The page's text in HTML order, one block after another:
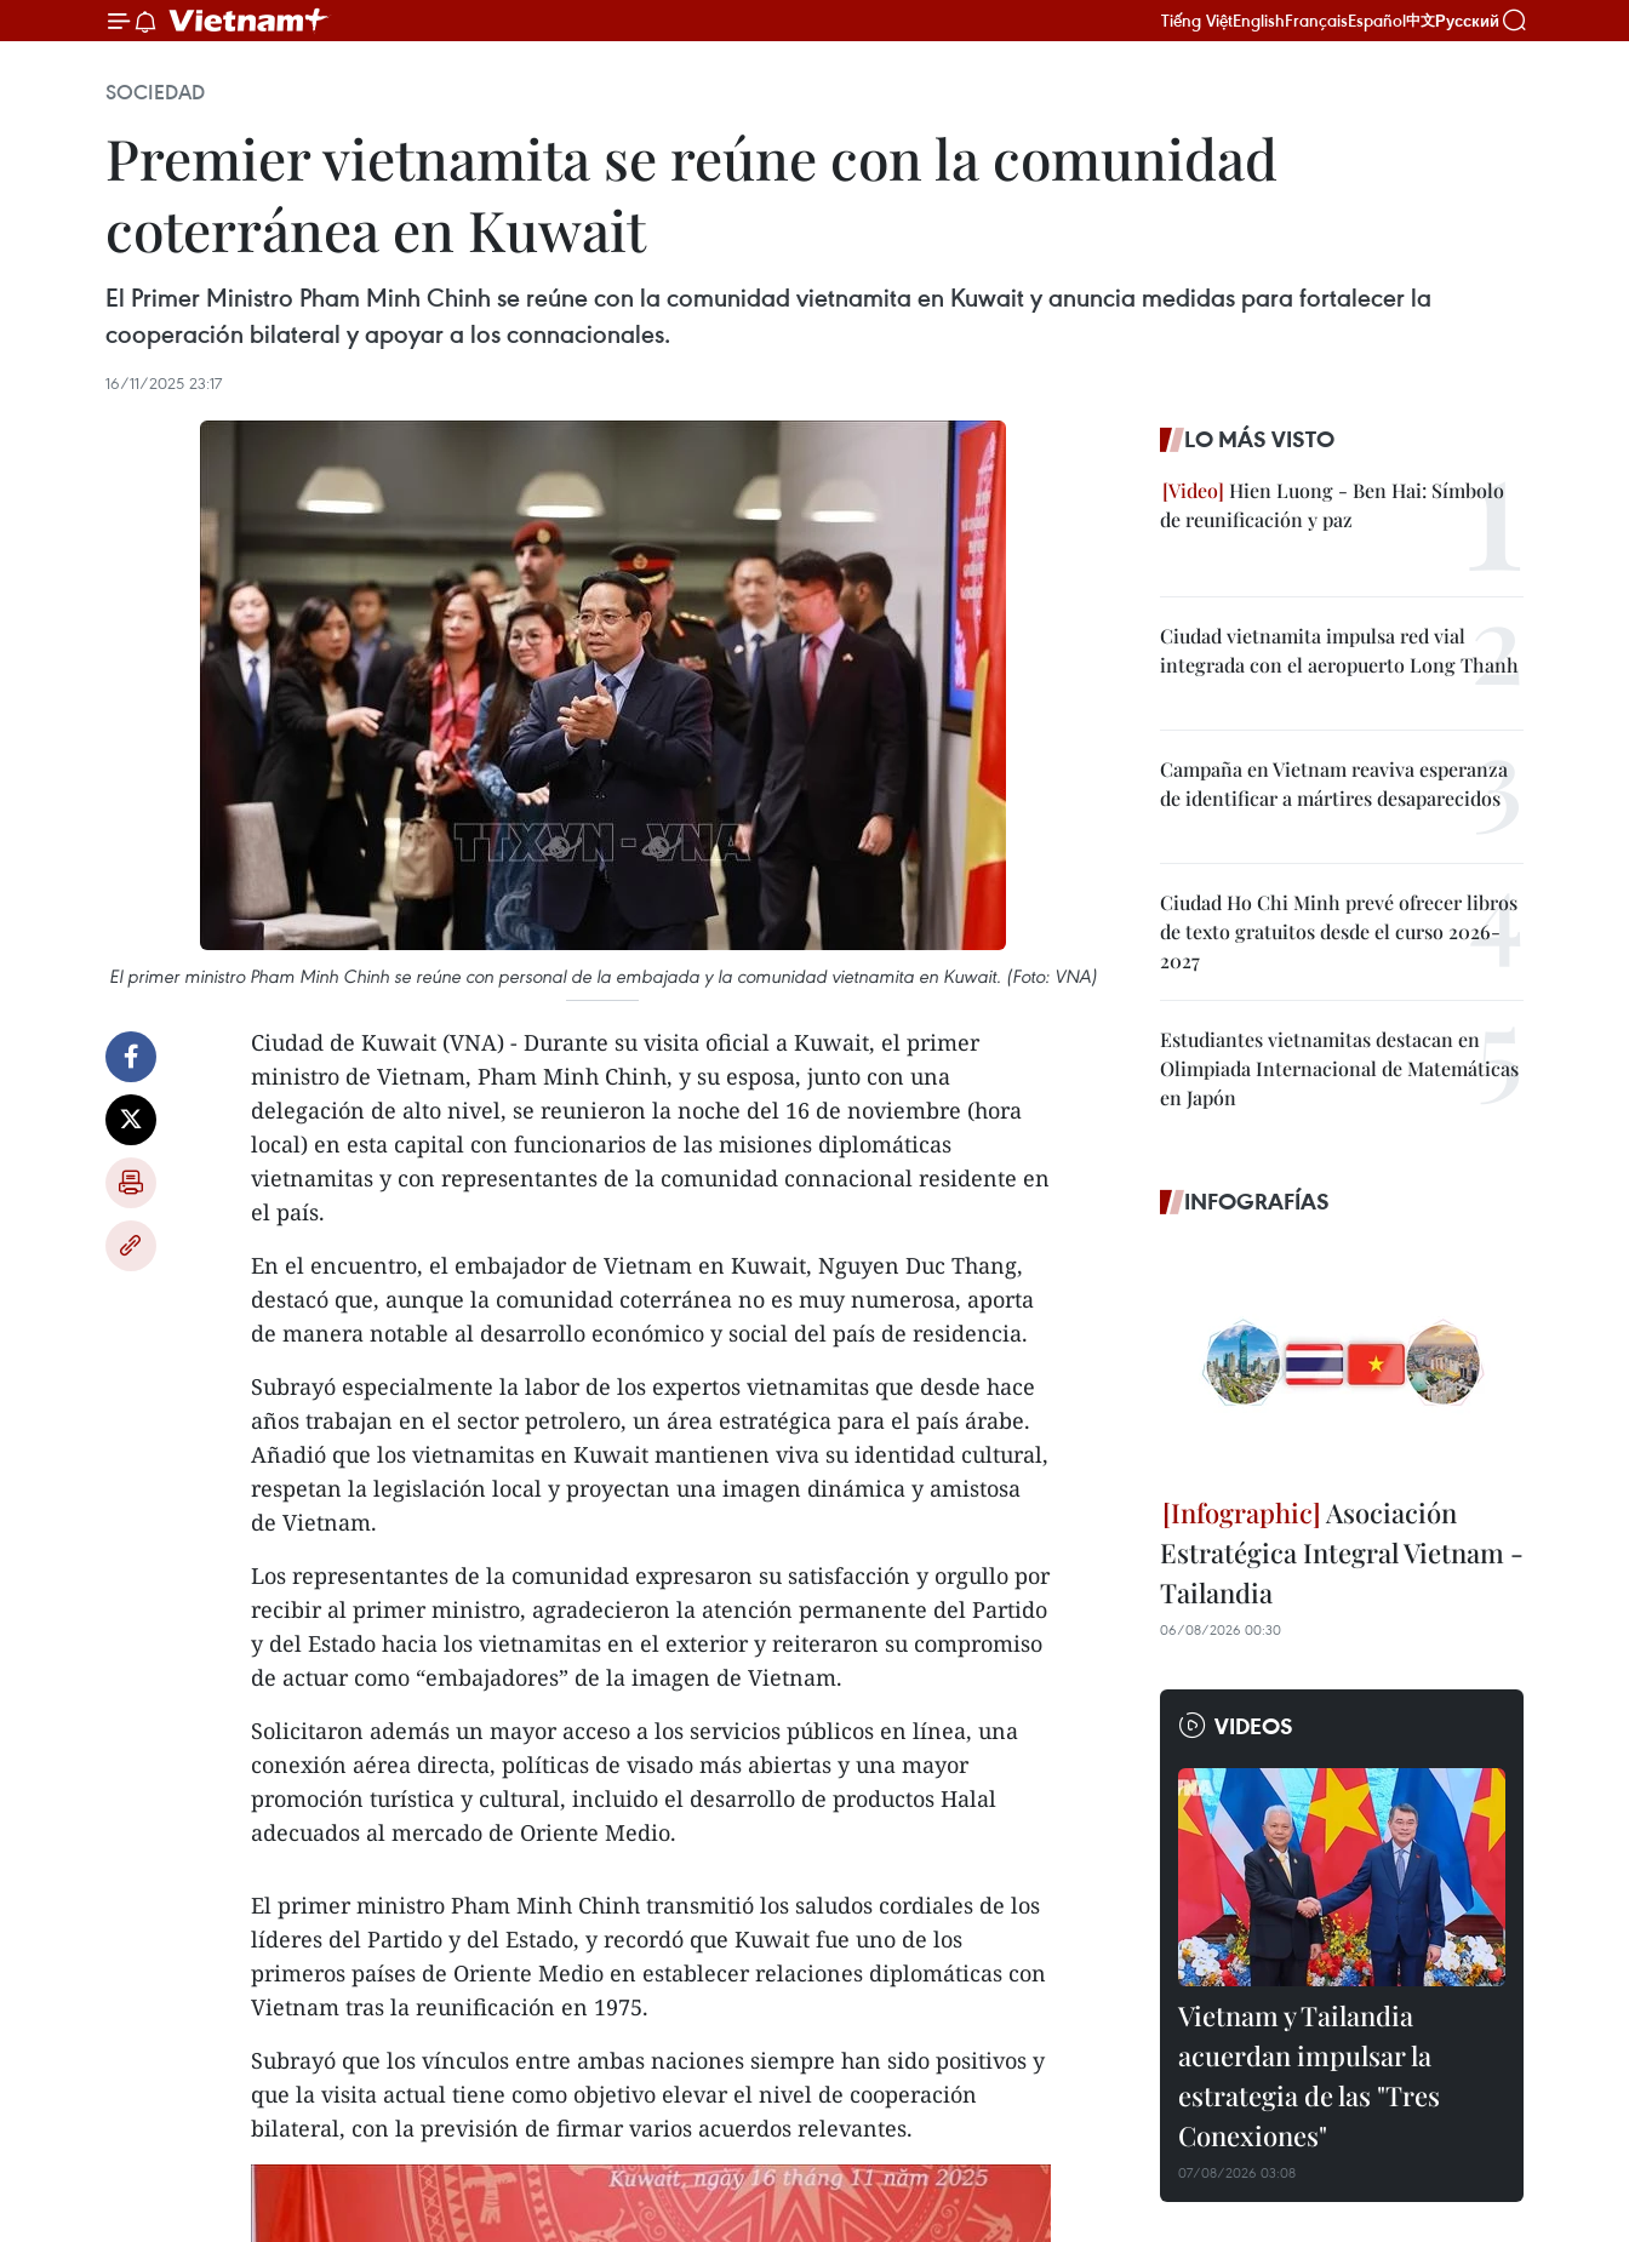
Tiếng ViệtEnglishFrançaisEspañol中文Русский
SOCIEDAD
Premier vietnamita se reúne con la comunidad
coterránea en Kuwait
El Primer Ministro Pham Minh Chinh se reúne con la comunidad vietnamita en Kuwait y anuncia medidas para fortalecer la
cooperación bilateral y apoyar a los connacionales.
16/11/2025 23:17
El primer ministro Pham Minh Chinh se reúne con personal de la embajada y la comunidad vietnamita en Kuwait. (Foto: VNA)
Ciudad de Kuwait (VNA) - Durante su visita oficial a Kuwait, el primer
ministro de Vietnam, Pham Minh Chinh, y su esposa, junto con una
delegación de alto nivel, se reunieron la noche del 16 de noviembre (hora
local) en esta capital con funcionarios de las misiones diplomáticas
vietnamitas y con representantes de la comunidad connacional residente en
el país.
En el encuentro, el embajador de Vietnam en Kuwait, Nguyen Duc Thang,
destacó que, aunque la comunidad coterránea no es muy numerosa, aporta
de manera notable al desarrollo económico y social del país de residencia.
Subrayó especialmente la labor de los expertos vietnamitas que desde hace
años trabajan en el sector petrolero, un área estratégica para el país árabe.
Añadió que los vietnamitas en Kuwait mantienen viva su identidad cultural,
respetan la legislación local y proyectan una imagen dinámica y amistosa
de Vietnam.
Los representantes de la comunidad expresaron su satisfacción y orgullo por
recibir al primer ministro, agradecieron la atención permanente del Partido
y del Estado hacia los vietnamitas en el exterior y reiteraron su compromiso
de actuar como “embajadores” de la imagen de Vietnam.
Solicitaron además un mayor acceso a los servicios públicos en línea, una
conexión aérea directa, políticas de visado más abiertas y una mayor
promoción turística y cultural, incluido el desarrollo de productos Halal
adecuados al mercado de Oriente Medio.
El primer ministro Pham Minh Chinh transmitió los saludos cordiales de los
líderes del Partido y del Estado, y recordó que Kuwait fue uno de los
primeros países de Oriente Medio en establecer relaciones diplomáticas con
Vietnam tras la reunificación en 1975.
Subrayó que los vínculos entre ambas naciones siempre han sido positivos y
que la visita actual tiene como objetivo elevar el nivel de cooperación
bilateral, con la previsión de firmar varios acuerdos relevantes.
LO MÁS VISTO
Hien Luong - Ben Hai: Símbolo
de reunificación y paz
Ciudad vietnamita impulsa red vial
integrada con el aeropuerto Long Thanh
Campaña en Vietnam reaviva esperanza
de identificar a mártires desaparecidos
Ciudad Ho Chi Minh prevé ofrecer libros
de texto gratuitos desde el curso 2026-
2027
Estudiantes vietnamitas destacan en
Olimpiada Internacional de Matemáticas
en Japón
INFOGRAFÍAS
Asociación
Estratégica Integral Vietnam -
Tailandia
06/08/2026 00:30
VIDEOS
Vietnam y Tailandia
acuerdan impulsar la
estrategia de las "Tres
Conexiones"
07/08/2026 03:08